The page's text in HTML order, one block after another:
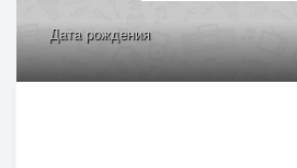
Дата рождения